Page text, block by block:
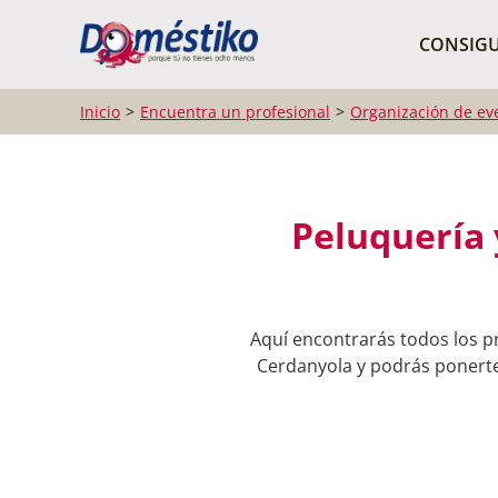
Inicio Encuentra un profesional Organización de
Peluquería
Aquí encontrarás todos los
Cerdanyola y podrás